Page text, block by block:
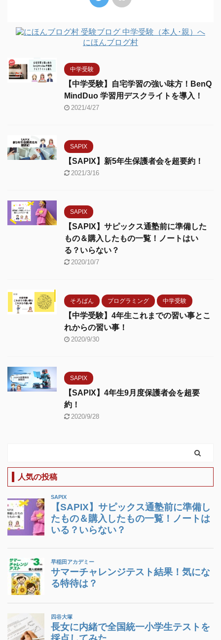
にほんブログ村
中学受験
【中学受験】自宅学習の強い味方！BenQ
MindDuo 学習用デスクライトを導入！
2021/4/27
SAPIX
【SAPIX】新5年生保護者会を超要約！
2021/3/16
SAPIX
【SAPIX】サピックス通塾前に準備した
もの＆購入したもの一覧！ノートはい
る？いらない？
2020/10/7
そろばん プログラミング 中学受験
【中学受験】4年生これまでの習い事とこ
れからの習い事！
2020/9/30
SAPIX
【SAPIX】4年生9月度保護者会を超要
約！
2020/9/28
人気の投稿